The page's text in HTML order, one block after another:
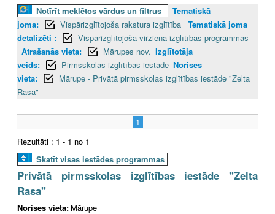
Notīrīt meklētos vārdus un filtrus
Tematiskā
joma:
Vispārizglītojoša rakstura izglītība Tematiskā joma
detalizēti :
Vispārizglītojoša virziena izglītības programmas
Atrašanās vieta:
Mārupes nov. Izglītotāja
veids:
Pirmsskolas izglītības iestāde Norises
vieta:
Mārupe - Privātā pirmsskolas izglītības iestāde "Zelta
Rasa"
1
Rezultāti : 1 - 1 no 1
Skatīt visas iestādes programmas
Privātā pirmsskolas izglītības iestāde "Zelta
Rasa"
Norises vieta: Mārupe